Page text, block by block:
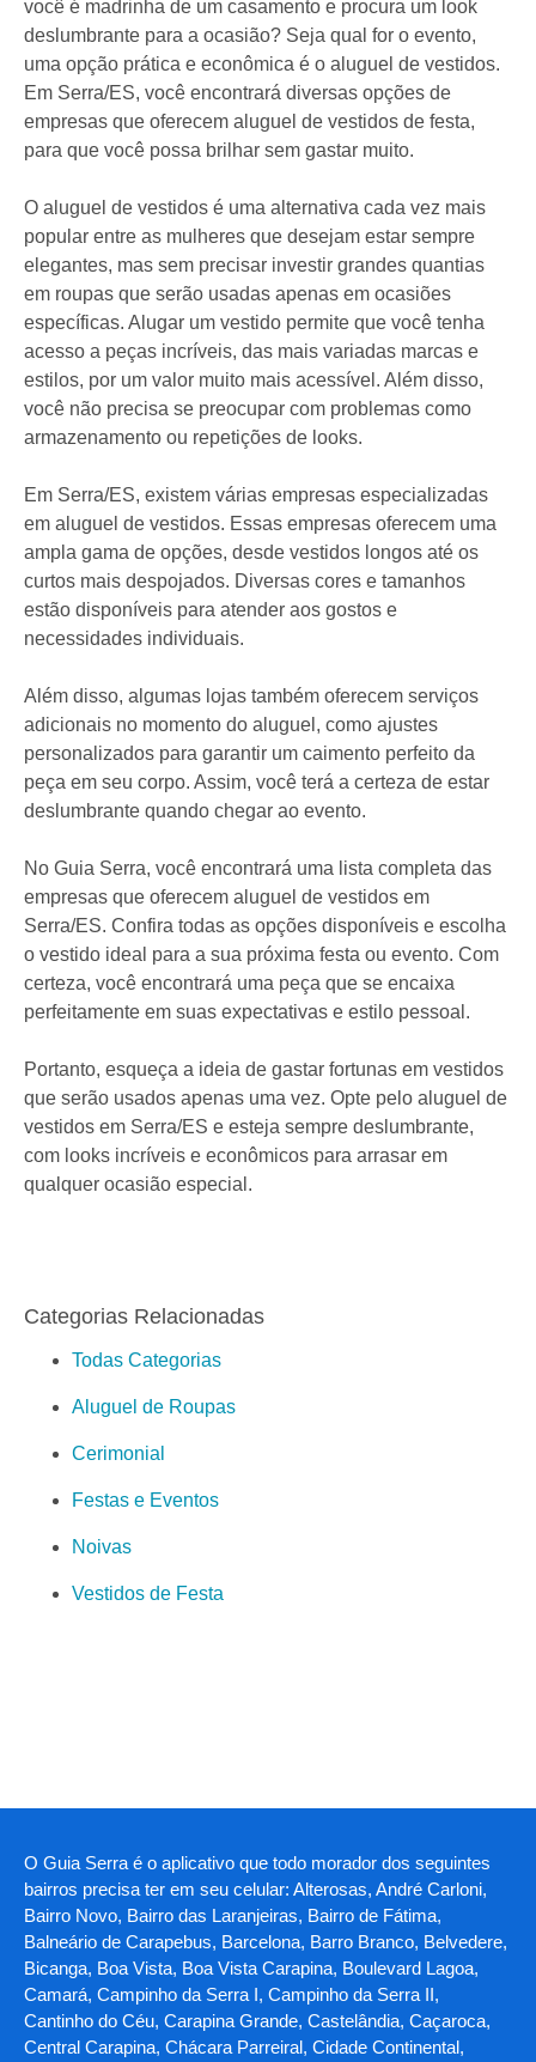
você é madrinha de um casamento e procura um look
deslumbrante para a ocasião? Seja qual for o evento,
uma opção prática e econômica é o aluguel de vestidos.
Em Serra/ES, você encontrará diversas opções de
empresas que oferecem aluguel de vestidos de festa,
para que você possa brilhar sem gastar muito.
O aluguel de vestidos é uma alternativa cada vez mais
popular entre as mulheres que desejam estar sempre
elegantes, mas sem precisar investir grandes quantias
em roupas que serão usadas apenas em ocasiões
específicas. Alugar um vestido permite que você tenha
acesso a peças incríveis, das mais variadas marcas e
estilos, por um valor muito mais acessível. Além disso,
você não precisa se preocupar com problemas como
armazenamento ou repetições de looks.
Em Serra/ES, existem várias empresas especializadas
em aluguel de vestidos. Essas empresas oferecem uma
ampla gama de opções, desde vestidos longos até os
curtos mais despojados. Diversas cores e tamanhos
estão disponíveis para atender aos gostos e
necessidades individuais.
Além disso, algumas lojas também oferecem serviços
adicionais no momento do aluguel, como ajustes
personalizados para garantir um caimento perfeito da
peça em seu corpo. Assim, você terá a certeza de estar
deslumbrante quando chegar ao evento.
No Guia Serra, você encontrará uma lista completa das
empresas que oferecem aluguel de vestidos em
Serra/ES. Confira todas as opções disponíveis e escolha
o vestido ideal para a sua próxima festa ou evento. Com
certeza, você encontrará uma peça que se encaixa
perfeitamente em suas expectativas e estilo pessoal.
Portanto, esqueça a ideia de gastar fortunas em vestidos
que serão usados apenas uma vez. Opte pelo aluguel de
vestidos em Serra/ES e esteja sempre deslumbrante,
com looks incríveis e econômicos para arrasar em
qualquer ocasião especial.
Categorias Relacionadas
Todas Categorias
Aluguel de Roupas
Cerimonial
Festas e Eventos
Noivas
Vestidos de Festa
O Guia Serra é o aplicativo que todo morador dos seguintes
bairros precisa ter em seu celular: Alterosas, André Carloni,
Bairro Novo, Bairro das Laranjeiras, Bairro de Fátima,
Balneário de Carapebus, Barcelona, Barro Branco, Belvedere,
Bicanga, Boa Vista, Boa Vista Carapina, Boulevard Lagoa,
Camará, Campinho da Serra I, Campinho da Serra II,
Cantinho do Céu, Carapina Grande, Castelândia, Caçaroca,
Central Carapina, Chácara Parreiral, Cidade Continental,